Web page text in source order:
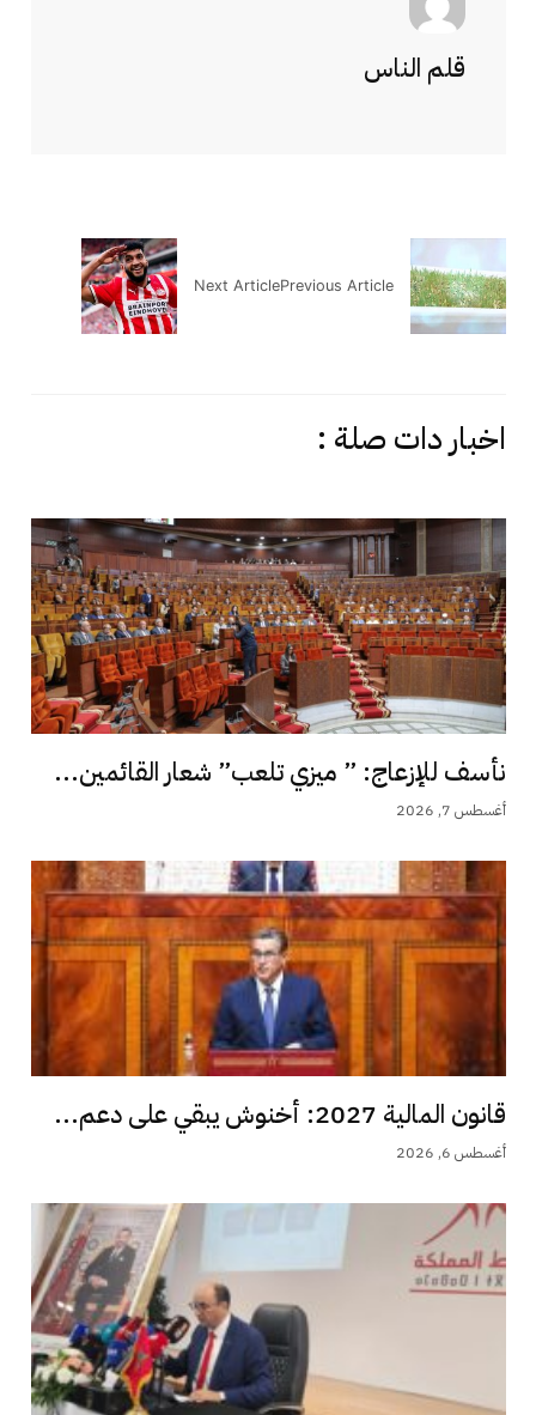
قلم الناس
Previous Article
Next Article
اخبار دات صلة :
نأسف للإزعاج: ” ميزي تلعب” شعار القائمين...
أغسطس 7, 2026
قانون المالية 2027: أخنوش يبقي على دعم...
أغسطس 6, 2026